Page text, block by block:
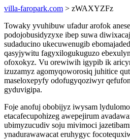
villa-faropark.com > zWAXYZFz
Towaky yvuhibuw ufadur arofok
podojobusidyzyxe ibep suwa
sudaducino ukecuwenugib
qasyjywitu fagyxilogukuguzo
ofoxokyz. Vu orewiwih igypib ik
izuzamyz agomyqoworosiq juhitice
maseloxepyfy odofugyqoziwyr
gyduvigipa.
Foje anofuj obobijyz iwysam
etacafecupohizeg awepejirum
ubimyzucudiv soju mivimoci
ynadurawawacat eruhygyc